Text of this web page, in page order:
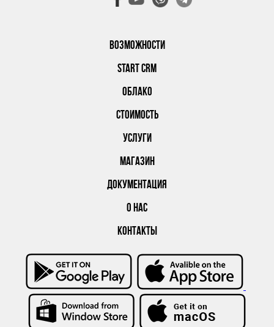
ВОЗМОЖНОСТИ
START CRM
ОБЛАКО
СТОИМОСТЬ
УСЛУГИ
МАГАЗИН
ДОКУМЕНТАЦИЯ
О НАС
КОНТАКТЫ